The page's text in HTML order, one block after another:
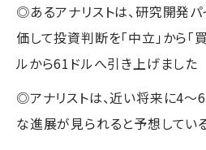
◎あるアナリストは、研究開発
価して投資判断を「中立」から「
ルから61ドルへ引き上げました
◎アナリストは、近い将来に4～
な進展が見られると予想してい